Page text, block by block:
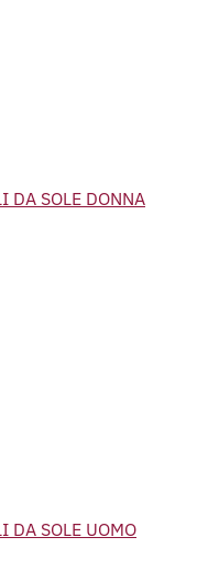
DA SOLE DONNA
DA SOLE UOMO